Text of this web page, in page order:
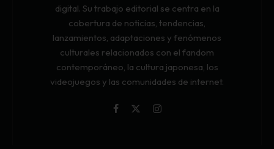
digital. Su trabajo editorial se centra en la
cobertura de noticias, tendencias,
lanzamientos, adaptaciones y fenómenos
culturales relacionados con el fandom
contemporáneo, la cultura japonesa, los
videojuegos y las comunidades de internet.